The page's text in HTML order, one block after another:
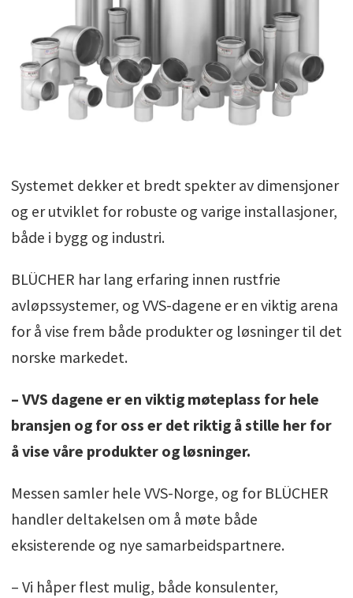
Systemet dekker et bredt spekter av dimensjoner
og er utviklet for robuste og varige installasjoner,
både i bygg og industri.
BLÜCHER har lang erfaring innen rustfrie
avløpssystemer, og VVS-dagene er en viktig arena
for å vise frem både produkter og løsninger til det
norske markedet.
– VVS dagene er en viktig møteplass for hele
bransjen og for oss er det riktig å stille her for
å vise våre produkter og løsninger.
Messen samler hele VVS-Norge, og for BLÜCHER
handler deltakelsen om å møte både
eksisterende og nye samarbeidspartnere.
– Vi håper flest mulig, både konsulenter,